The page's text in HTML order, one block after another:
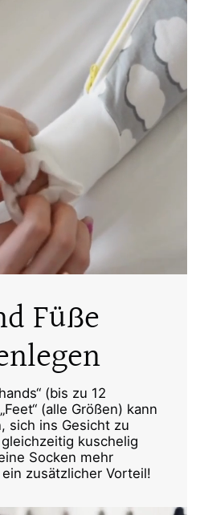
Füße
(bis zu 12
(alle Größen) kann
sich ins Gesicht zu
kuschelig
Socken mehr
zusätzlicher Vorteil!